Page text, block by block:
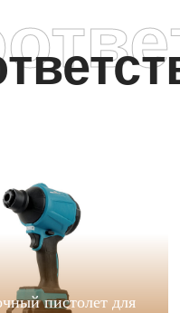
пистолет для